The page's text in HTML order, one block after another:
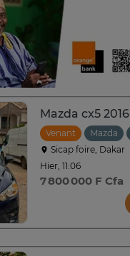
Mazda cx5 2016
Venant Mazda
Sicap foire, Dakar
Hier, 11:06
7 800 000 F Cfa